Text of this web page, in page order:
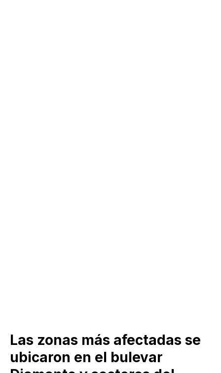
Las zonas más afectadas se
ubicaron en el bulevar